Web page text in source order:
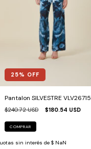
25% OFF
Pantalon SILVESTRE VLV26715
$240.72 USD $180.54 USD
COMPRAR
sin interés de $ NaN